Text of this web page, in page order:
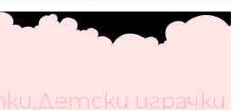
играчки